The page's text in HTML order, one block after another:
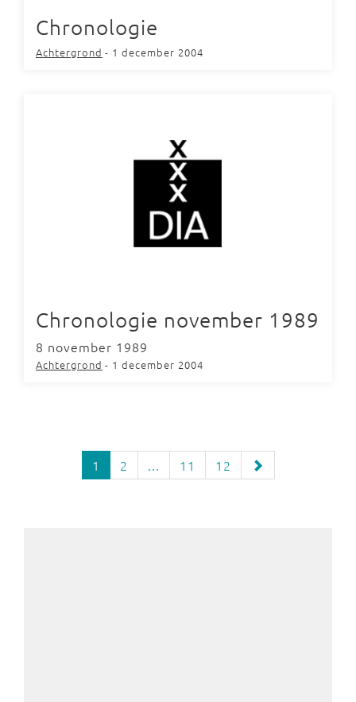
Chronologie
Achtergrond - 1 december 2004
Chronologie november 1989
8 november 1989
Achtergrond - 1 december 2004
1 2 ... 11 12